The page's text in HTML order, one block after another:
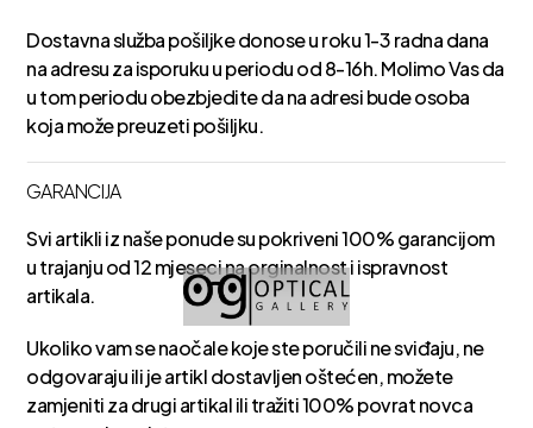
Dostavna služba pošiljke donose u roku 1-3 radna dana
na adresu za isporuku u periodu od 8-16h. Molimo Vas da
u tom periodu obezbjedite da na adresi bude osoba
koja može preuzeti pošiljku.
GARANCIJA
Svi artikli iz naše ponude su pokriveni 100% garancijom
u trajanju od 12 mjeseci na orginalnost i ispravnost
artikala.
Ukoliko vam se naočale koje ste poručili ne sviđaju, ne
odgovaraju ili je artikl dostavljen oštećen, možete
zamjeniti za drugi artikal ili tražiti 100% povrat novca